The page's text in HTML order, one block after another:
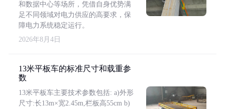
和数据中心等场所，凭借自身优势满
足不同领域对电力供应的高要求，保
障电力系统稳定运行。
2026年8月4日
13米平板车的标准尺寸和载重参
数
13米平板车主要技术参数包括: a)外形
尺寸:长13m×宽2.45m,栏板高55cm b)